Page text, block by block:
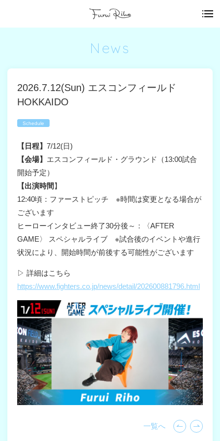
News
2026.7.12(Sun) エスコンフィールド
HOKKAIDO
Schedule
【日程】 7/12(日)
【会場】 エスコンフィールド・グラウンド（13:00試合
開始予定）
【出演時間 】
12:40頃：ファーストピッチ ※時間は変更となる場合が
ございます
ヒーローインタビュー終了30分後～：〈AFTER
GAME〉 スペシャルライブ ※試合後のイベントや進行
状況により、開始時間が前後する可能性がございます
▷ 詳細はこちら
https://www.fighters.co.jp/news/detail/202600881796.html
一覧へ